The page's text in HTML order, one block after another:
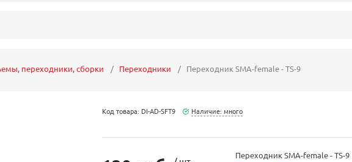
переходники, сборки Переходники Переходник SMA-female - TS-9
Код товара: DI-AD-SFT9 Наличие: много
Переходник SMA-female - TS-9